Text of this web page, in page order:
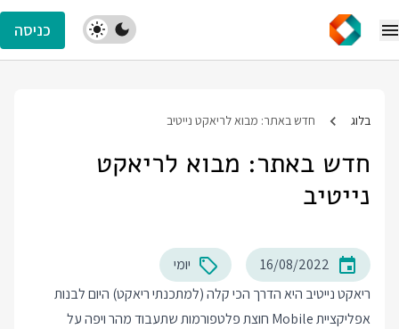
כניסה
בלוג חדש באתר: מבוא לריאקט נייטיב
חדש באתר: מבוא לריאקט
נייטיב
16/08/2022
יומי
ריאקט נייטיב היא הדרך הכי קלה (למתכנתי ריאקט) היום לבנות
אפליקציית Mobile חוצת פלטפורמות שתעבוד מהר ויפה על